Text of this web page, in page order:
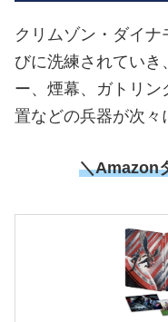
クリムゾン・ダイ
びに洗練されてい
ー、煙幕、ガトリ
置などの兵器が次々
＼Amazon